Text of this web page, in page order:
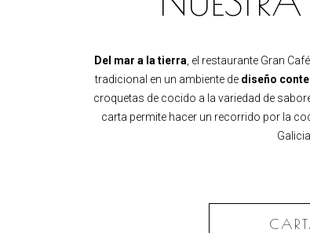
Del mar a la tierra , el restaurante Gran
tradicional en un ambiente de diseño
croquetas de cocido a la variedad de
carta permite hacer un recorrido por la
Galicia.